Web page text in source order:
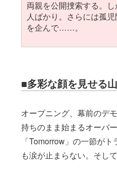
両親を公開捜索する。
人ばかり。さらには孤
を企んで……。
■多彩な顔を見せる
オープニング、幕前のデ
持ちのまま始まるオーバ
「Tomorrow」の一節が
も涙が止まらない。そし